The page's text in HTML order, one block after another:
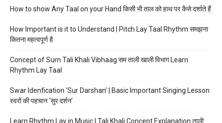
How to show Any Taal on your Hand किसी भी ताल को हाथ पर कैसे दर्शाते हैं
How Important is it to Understand | Pitch Lay Taal Rhythm समझना
कितना महत्वपूर्ण है
Concept of Sum Tali Khali Vibhaag सम ताली खाली विभाग Learn
Rhythm Lay Taal
Swar Idenfication ‘Sur Darshan’ | Basic Important Singing Lesson
स्वरों की पहचान ‘सुर दर्शन’
Learn Rhythm Lay in Music | Tali Khali Concept Explanation ताली